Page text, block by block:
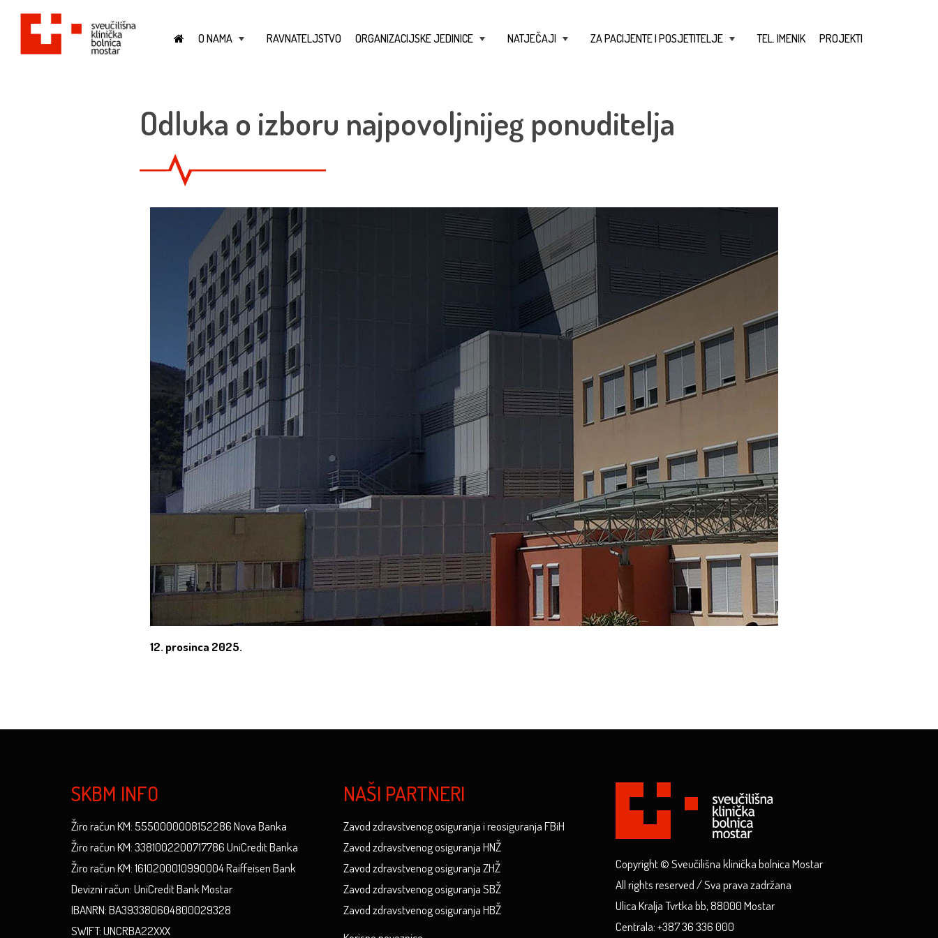
O NAMA RAVNATELJSTVO ORGANIZACIJSKE JEDINICE NATJEČAJI ZA PACIJENTE I POSJETITELJE TEL. IMENIK PROJEKTI
Odluka o izboru najpovoljnijeg ponuditelja
12. prosinca 2025.
SKBM INFO
Žiro račun KM: 5550000008152286 Nova Banka
Žiro račun KM: 3381002200717786 UniCredit Banka
Žiro račun KM: 1610200010990004 Raiffeisen Bank
Devizni račun: UniCredit Bank Mostar
IBANRN: BA393380604800029328
SWIFT: UNCRBA22XXX
NAŠI PARTNERI
Zavod zdravstvenog osiguranja i reosiguranja FBiH
Zavod zdravstvenog osiguranja HNŽ
Zavod zdravstvenog osiguranja ZHŽ
Zavod zdravstvenog osiguranja SBŽ
Zavod zdravstvenog osiguranja HBŽ
Copyright © Sveučilišna klinička bolnica Mostar
All rights reserved / Sva prava zadržana
Ulica Kralja Tvrtka bb, 88000 Mostar
Centrala: +387 36 336 000